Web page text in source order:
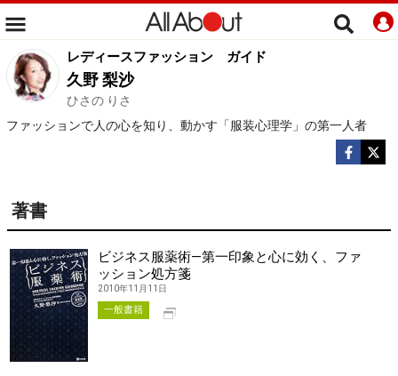
レディースファッション ガイド
久野 梨沙
ひさの りさ
ファッションで人の心を知り、動かす「服装心理学」の第一人者
著書
ビジネス服薬術―第一印象と心に効く、ファ
ッション処方箋
2010年11月11日
一般書籍